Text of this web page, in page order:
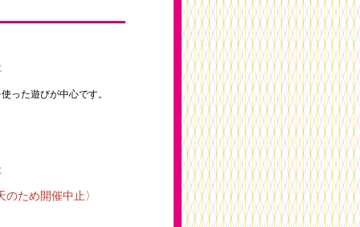
った遊びが中心です。
ため開催中止〉